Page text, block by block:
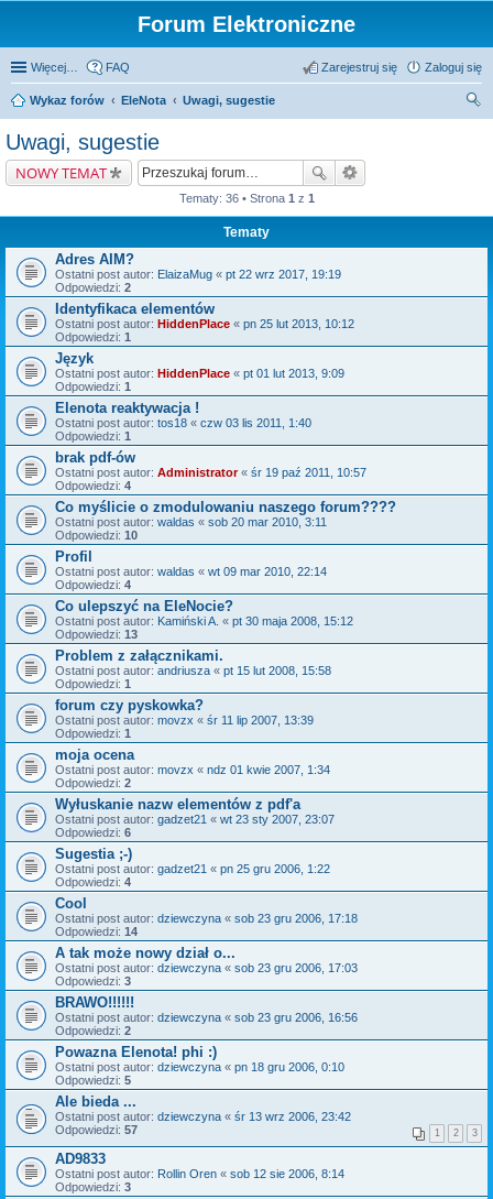
Forum Elektroniczne
Więcej… FAQ Zaloguj się
Zarejestruj się
Wykaz forów EleNota
Uwagi, sugestie
Uwagi, sugestie
NOWY TEMAT
Tematy: 36 • Strona 1 z 1
Tematy
Adres AIM?
Ostatni post autor: ElaizaMug « pt 22 wrz 2017, 19:19
Odpowiedzi: 2
Identyfikaca elementów
Ostatni post autor: HiddenPlace « pn 25 lut 2013, 10:12
Odpowiedzi: 1
Język
Ostatni post autor: HiddenPlace « pt 01 lut 2013, 9:09
Odpowiedzi: 1
Elenota reaktywacja !
Ostatni post autor: tos18 « czw 03 lis 2011, 1:40
Odpowiedzi: 1
brak pdf-ów
Ostatni post autor: Administrator« śr 19 paź 2011, 10:57
Odpowiedzi: 4
Co myślicie o zmodulowaniu naszego forum????
Ostatni post autor: waldas « sob 20 mar 2010, 3:11
Odpowiedzi: 10
Profil
Ostatni post autor: waldas « wt 09 mar 2010, 22:14
Odpowiedzi: 4
Co ulepszyć na EleNocie?
Ostatni post autor: Kamiński A. « pt 30 maja 2008, 15:12
Odpowiedzi: 13
Problem z załącznikami.
Ostatni post autor: andriusza « pt 15 lut 2008, 15:58
Odpowiedzi: 1
forum czy pyskowka?
Ostatni post autor: movzx « śr 11 lip 2007, 13:39
Odpowiedzi: 1
moja ocena
Ostatni post autor: movzx « ndz 01 kwie 2007, 1:34
Odpowiedzi: 2
Wyłuskanie nazw elementów z pdf'a
Ostatni post autor: gadzet21 « wt 23 sty 2007, 23:07
Odpowiedzi: 6
Sugestia ;-)
Ostatni post autor: gadzet21 « pn 25 gru 2006, 1:22
Odpowiedzi: 4
Cool
Ostatni post autor: dziewczyna « sob 23 gru 2006, 17:18
Odpowiedzi: 14
A tak może nowy dział o...
Ostatni post autor: dziewczyna « sob 23 gru 2006, 17:03
Odpowiedzi: 3
BRAWO!!!!!!
Ostatni post autor: dziewczyna « sob 23 gru 2006, 16:56
Odpowiedzi: 2
Powazna Elenota! phi :)
Ostatni post autor: dziewczyna « pn 18 gru 2006, 0:10
Odpowiedzi: 5
Ale bieda ...
Ostatni post autor: dziewczyna « śr 13 wrz 2006, 23:42
Odpowiedzi: 57 1 2 3
AD9833
Ostatni post autor: Rollin Oren « sob 12 sie 2006, 8:14
Odpowiedzi: 3